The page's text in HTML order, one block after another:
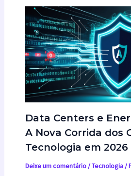
Data Centers e
A Nova Corrida dos
Tecnologia em 2026
Deixe um comentário /Tecnologia/